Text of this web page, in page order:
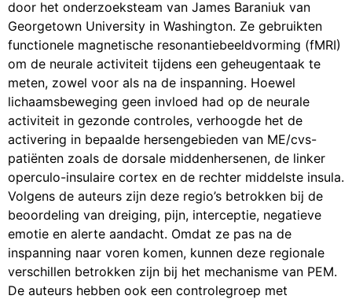
door het onderzoeksteam van James Baraniuk van
Georgetown University in Washington. Ze gebruikten
functionele magnetische resonantiebeeldvorming (fMRI)
om de neurale activiteit tijdens een geheugentaak te
meten, zowel voor als na de inspanning. Hoewel
lichaamsbeweging geen invloed had op de neurale
activiteit in gezonde controles, verhoogde het de
activering in bepaalde hersengebieden van ME/cvs-
patiënten zoals de dorsale middenhersenen, de linker
operculo-insulaire cortex en de rechter middelste insula.
Volgens de auteurs zijn deze regio’s betrokken bij de
beoordeling van dreiging, pijn, interceptie, negatieve
emotie en alerte aandacht. Omdat ze pas na de
inspanning naar voren komen, kunnen deze regionale
verschillen betrokken zijn bij het mechanisme van PEM.
De auteurs hebben ook een controlegroep met